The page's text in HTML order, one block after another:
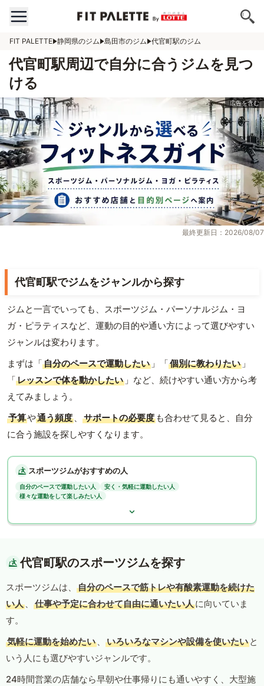
FIT PALETTE 静岡県のジム 島田市のジム 代官町駅のジム
代官町駅周辺で自分に合うジムを見つ
ける
最終更新日：2026/08/07
代官町駅でジムをジャンルから探す
ジムと一言でいっても、スポーツジム・パーソナルジム・ヨ
ガ・ピラティスなど、運動の目的や通い方によって選びやすい
ジャンルは変わります。
まずは「自分のペースで運動したい 」「個別に教わりたい 」
「レッスンで体を動かしたい 」など、続けやすい通い方から考
えてみましょう。
予算や通う頻度 、 サポートの必要度 も合わせて見ると、自分
に合う施設を探しやすくなります。
スポーツジムがおすすめの人
自分のペースで運動したい人
安く・気軽に運動したい人
様々な運動をして楽しみたい人
代官町駅のスポーツジムを探す
スポーツジムは、
自分のペースで筋トレや有酸素運動を続けた
い人 、 仕事や予定に合わせて自由に通いたい人に向いていま
す。
気軽に運動を始めたい 、 いろいろなマシンや設備を使いたい と
いう人にも選びやすいジャンルです。
24時間営業の店舗なら早朝や仕事帰りにも通いやすく、大型施